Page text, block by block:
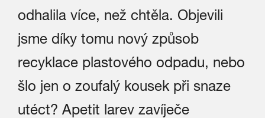
odhalila více, než chtěla. Objevili
jsme díky tomu nový způsob
recyklace plastového odpadu, nebo
šlo jen o zoufalý kousek při snaze
utéct? Apetit larev zavíječe